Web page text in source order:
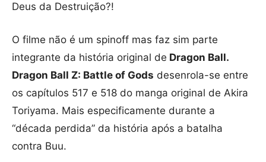
Deus da Destruição?!
O filme não é um spinoff mas faz sim parte
integrante da história original de Dragon Ball.
Dragon Ball Z: Battle of Gods desenrola-se entre
os capítulos 517 e 518 do manga original de Akira
Toriyama. Mais especificamente durante a
“década perdida” da história após a batalha
contra Buu.